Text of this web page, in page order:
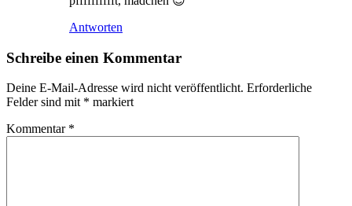
Antworten
Schreibe einen Kommentar
Deine E-Mail-Adresse wird nicht veröffentlicht. Erforderliche
Felder sind mit * markiert
Kommentar *